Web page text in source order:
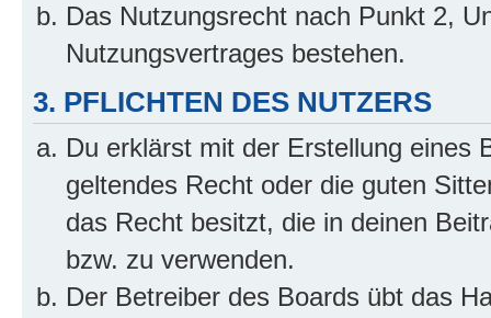
Das Nutzungsrecht nach Punkt 2,
Nutzungsvertrages bestehen.
3. PFLICHTEN DES NUTZERS
Du erklärst mit der Erstellung eines
geltendes Recht oder die guten
das Recht besitzt, die in deinen
bzw. zu verwenden.
Der Betreiber des Boards übt das